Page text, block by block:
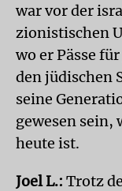
war vor der
zionistischen
wo er Pässe
den jüdischen
seine
gewesen sein,
heute ist.
Joel L.: Trotz